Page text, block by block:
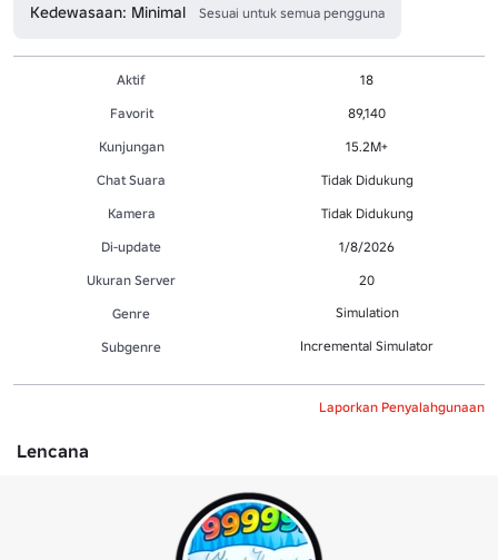
Kedewasaan: Minimal Sesuai untuk semua pengguna
Aktif
18
Favorit
89,140
Kunjungan
15.2M+
Chat Suara
Tidak Didukung
Kamera
Tidak Didukung
Di-update
1/8/2026
Ukuran Server
20
Genre
Simulation
Subgenre Incremental Simulator
Laporkan Penyalahgunaan
Lencana